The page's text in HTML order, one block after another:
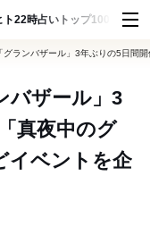
ト22時占い トップ100 スナッ
グランバザール」3年ぶりの5日間
バザール」3
真夜中のグ
イベントを企